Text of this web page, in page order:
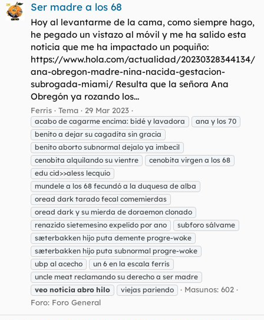
Ser madre a los 68
Hoy al levantarme de la cama, como siempre hago,
he pegado un vistazo al móvil y me ha salido esta
noticia que me ha impactado un poquiño:
https://www.hola.com/actualidad/20230328344134/
ana-obregon-madre-nina-nacida-gestacion-
subrogada-miami/ Resulta que la señora Ana
Obregón ya rozando los...
Ferris Tema 29 Mar 2023
acabo de cagarme encima: bidé y lavadora
ana y los 70
benito a dejar su cagadita sin gracia
benito aborto subnormal dejalo ya imbecil
cenobita alquilando su vientre
cenobita virgen a los 68
edu cid>>aless lecquio
mundele a los 68 fecundó a la duquesa de alba
oread dark tarado fecal comemierdas
oread dark y su mierda de doraemon clonado
renazido sietemesino expelido por ano
subforo sálvame
sæterbakken hijo puta demente progre-woke
sæterbakken hijo puta subnormal progre-woke
ubp al acecho
un 6 en la escala ferris
uncle meat reclamando su derecho a ser madre
veo noticia abro hilo viejas pariendo
Masunos: 602
Foro: Foro General